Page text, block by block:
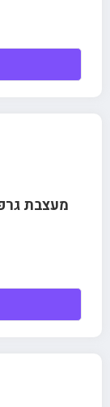
מעצבת